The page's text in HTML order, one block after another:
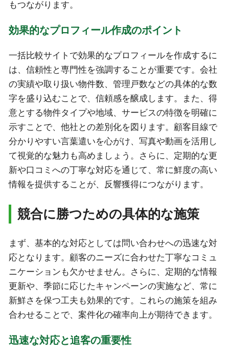
もつながります。
効果的なプロフィール作成のポイント
一括比較サイトで効果的なプロフィールを作成するに
は、信頼性と専門性を強調することが重要です。会社
の実績や取り扱い物件数、管理戸数などの具体的な数
字を盛り込むことで、信頼感を醸成します。また、得
意とする物件タイプや地域、サービスの特徴を明確に
示すことで、他社との差別化を図ります。顧客目線で
分かりやすい言葉遣いを心がけ、写真や動画を活用し
て視覚的な魅力も高めましょう。さらに、定期的な更
新や口コミへの丁寧な対応を通じて、常に鮮度の高い
情報を提供することが、反響獲得につながります。
競合に勝つための具体的な施策
まず、基本的な対応としては問い合わせへの迅速な対
応となります。顧客のニーズに合わせた丁寧なコミュ
ニケーションも欠かせません。さらに、定期的な情報
更新や、季節に応じたキャンペーンの実施など、常に
新鮮さを保つ工夫も効果的です。これらの施策を組み
合わせることで、案件化の確率向上が期待できます。
迅速な対応と追客の重要性